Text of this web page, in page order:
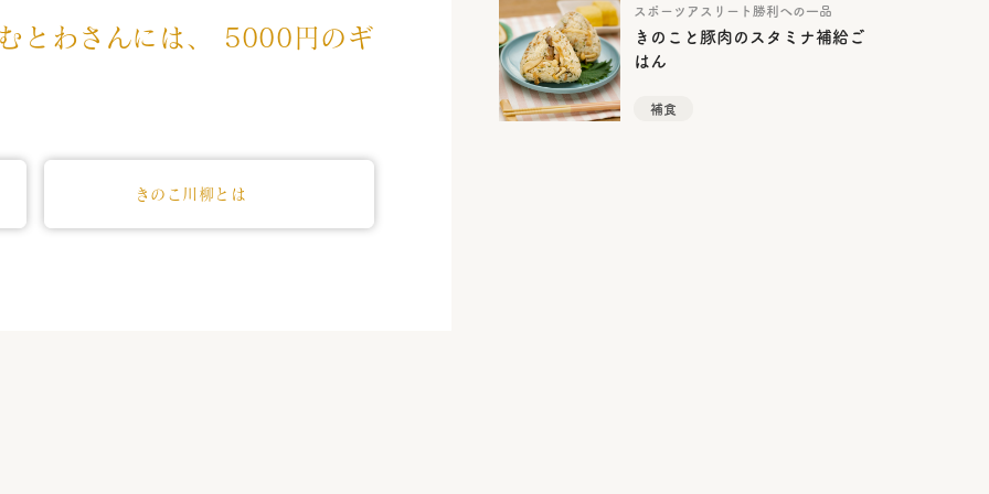
とわさんには、 5000円のギ
きのこ川柳とは
スポーツアスリート勝利への一品
きのこと豚肉のスタミナ補給ご
はん
補食